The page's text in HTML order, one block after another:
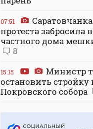
07:51
протеста забросила
частного дома
8
15:15
Министр
остановить стройку
Покровского собора